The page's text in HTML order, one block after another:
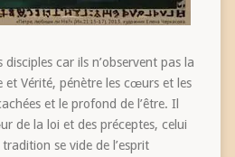
car ils n’observent pas la
et Vérité, pénètre les cœurs et les
et le profond de l’être. Il
de la loi et des préceptes, celui
se vide de l’esprit